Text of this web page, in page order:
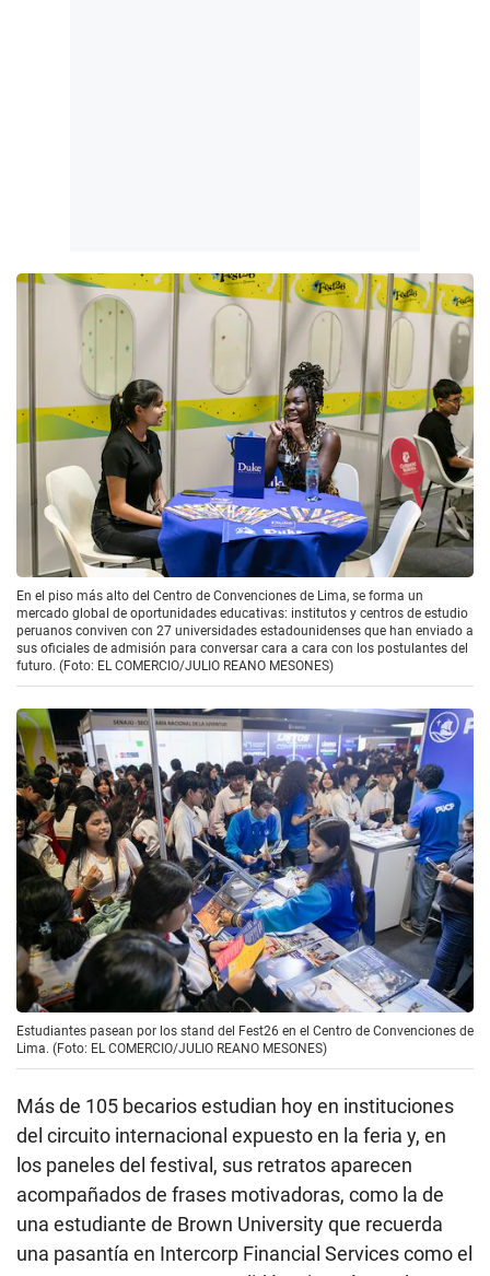
En el piso más alto del Centro de Convenciones de Lima, se forma un
mercado global de oportunidades educativas: institutos y centros de estudio
peruanos conviven con 27 universidades estadounidenses que han enviado a
sus oficiales de admisión para conversar cara a cara con los postulantes del
futuro. (Foto: EL COMERCIO/JULIO REANO MESONES)
Estudiantes pasean por los stand del Fest26 en el Centro de Convenciones de
Lima. (Foto: EL COMERCIO/JULIO REANO MESONES)
Más de 105 becarios estudian hoy en instituciones
del circuito internacional expuesto en la feria y, en
los paneles del festival, sus retratos aparecen
acompañados de frases motivadoras, como la de
una estudiante de Brown University que recuerda
una pasantía en Intercorp Financial Services como el